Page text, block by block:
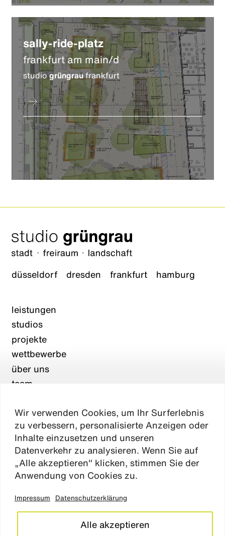
Wir verwenden Cookies, um Ihr Surferlebnis
zu verbessern, personalisierte Anzeigen oder
Inhalte einzusetzen und unseren
Datenverkehr zu analysieren. Wenn Sie auf
„Alle akzeptieren" klicken, stimmen Sie der
Anwendung von Cookies zu.
Impressum Datenschutzerklärung
Alle akzeptieren
sally-ride-platz
frankfurt am main/d
studiogrüngraufrankfurt
düsseldorf dresden frankfurt hamburg
leistungen
studios
projekte
wettbewerbe
über uns
team
aktuelles
kontakt
impressum
datenschutz
cookie einstellungen